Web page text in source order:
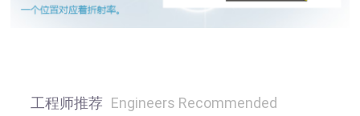
工程师推荐 Engineers Recommended